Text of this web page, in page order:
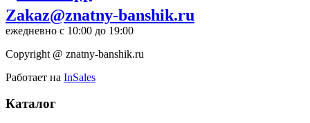
Zakaz@znatny-banshik.ru
ежедневно с 10:00 до 19:00
Copyright @ znatny-banshik.ru
Работает на InSales
Каталог